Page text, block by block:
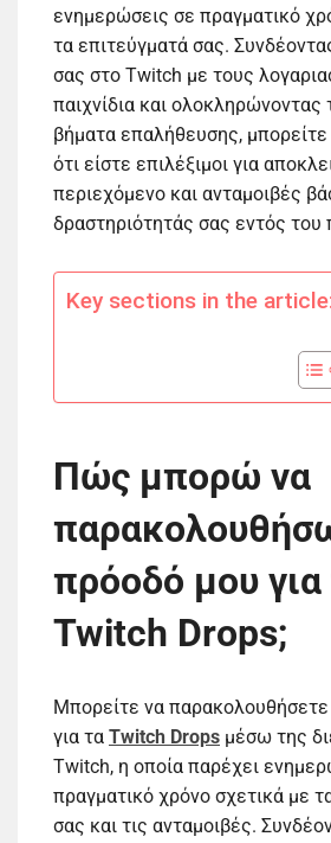
ενημερώσεις σε πραγματικό
τα επιτεύγματά σας.
σας στο Twitch με τους
παιχνίδια και ολοκληρώνοντας
βήματα επαλήθευσης, μπορείτε
ότι είστε επιλέξιμοι για
περιεχόμενο και ανταμοιβές
δραστηριότητάς σας εντός του
Key sections in the article:
Πώς μπορώ να
πρόοδό μου για
Twitch Drops;
Μπορείτε να
για τα Twitch Drops μέσω της
Twitch, η οποία παρέχει
πραγματικό χρόνο σχετικά με
σας και τις ανταμοιβές.